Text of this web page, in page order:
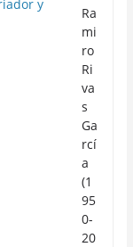
Ra
mi
ro
Ri
va
s
Ga
rcí
a
(1
95
0-
20